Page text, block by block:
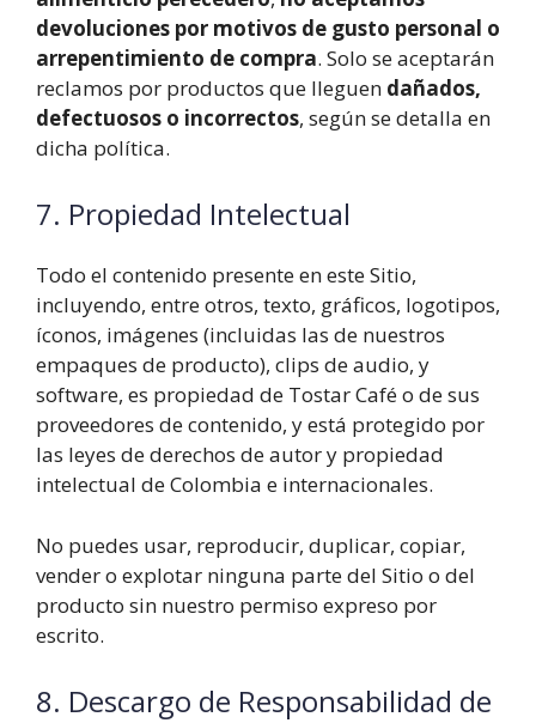
devoluciones por motivos de gusto personal o
arrepentimiento de compra. Solo se aceptarán
reclamos por productos que lleguen dañados,
defectuosos o incorrectos, según se detalla en
dicha política.
7. Propiedad Intelectual
Todo el contenido presente en este Sitio,
incluyendo, entre otros, texto, gráficos, logotipos,
íconos, imágenes (incluidas las de nuestros
empaques de producto), clips de audio, y
software, es propiedad de Tostar Café o de sus
proveedores de contenido, y está protegido por
las leyes de derechos de autor y propiedad
intelectual de Colombia e internacionales.
No puedes usar, reproducir, duplicar, copiar,
vender o explotar ninguna parte del Sitio o del
producto sin nuestro permiso expreso por
escrito.
8. Descargo de Responsabilidad de